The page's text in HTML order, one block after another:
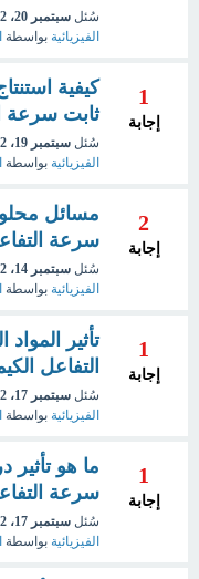
سُئل سبتمبر 20، 2022
الفيزيائية بواسطة
1
إجابة
كيفية
ثابت سرعة
سُئل سبتمبر 19، 2022
الفيزيائية بواسطة
2
إجابة
مسائل
سرعة
سُئل سبتمبر 14، 2022
الفيزيائية بواسطة
1
إجابة
تأثير
التفاعل
سُئل سبتمبر 17، 2022
الفيزيائية بواسطة
1
إجابة
ما هو تأثير
سرعة
سُئل سبتمبر 17، 2022
الفيزيائية بواسطة